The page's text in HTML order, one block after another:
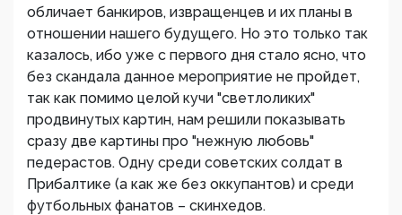
обличает банкиров, извращенцев и их планы в
отношении нашего будущего. Но это только так
казалось, ибо уже с первого дня стало ясно, что
без скандала данное мероприятие не пройдет,
так как помимо целой кучи "светлоликих"
продвинутых картин, нам решили показывать
сразу две картины про "нежную любовь"
педерастов. Одну среди советских солдат в
Прибалтике (а как же без оккупантов) и среди
футбольных фанатов – скинхедов.